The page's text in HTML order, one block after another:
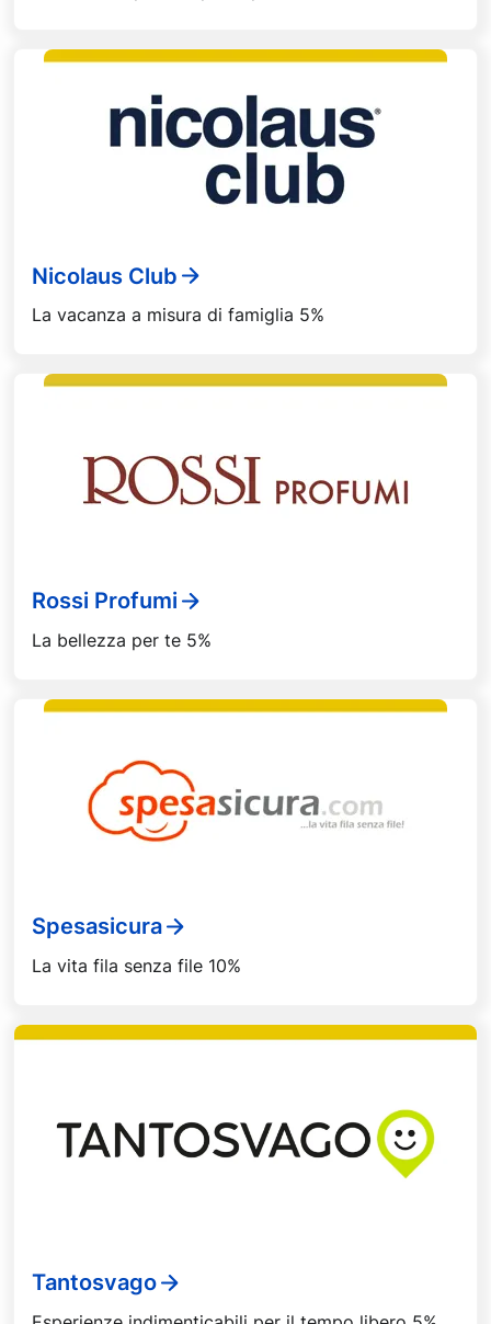
Nicolaus Club
La vacanza a misura di famiglia 5%
Rossi Profumi
La bellezza per te 5%
Spesasicura
La vita fila senza file 10%
Tantosvago